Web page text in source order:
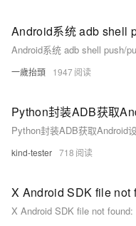
Android系统 adb shell
Android系统 adb shell push/
一歲抬頭 1947
Python封装ADB获取
Python封装ADB获取Android
kind-tester 718